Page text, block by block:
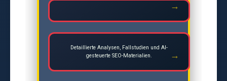
Detaillierte Analysen, Fallstudien und AI-
gesteuerte SEO-Materialien.